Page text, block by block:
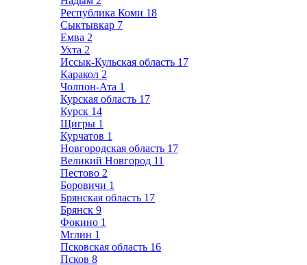
Республика Коми 18
Сыктывкар 7
Емва 2
Ухта 2
Иссык-Кульская область 17
Каракол 2
Чолпон-Ата 1
Курская область 17
Курск 14
Щигры 1
Курчатов 1
Новгородская область 17
Великий Новгород 11
Пестово 2
Боровичи 1
Брянская область 17
Брянск 9
Фокино 1
Мглин 1
Псковская область 16
Псков 8